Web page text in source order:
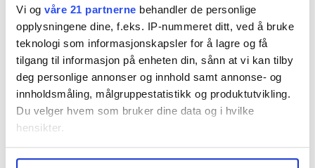
Vi og våre 21 partnerne behandler de personlige
opplysningene dine, f.eks. IP-nummeret ditt, ved å bruke
teknologi som informasjonskapsler for å lagre og få
tilgang til informasjon på enheten din, sånn at vi kan tilby
deg personlige annonser og innhold samt annonse- og
innholdsmåling, målgruppestatistikk og produktutvikling.
Du velger hvem som bruker dine data og i hvilke
hensikter.
Undermer infokan du lese om hvordan dine personlige
Nå:4stillingsannonser